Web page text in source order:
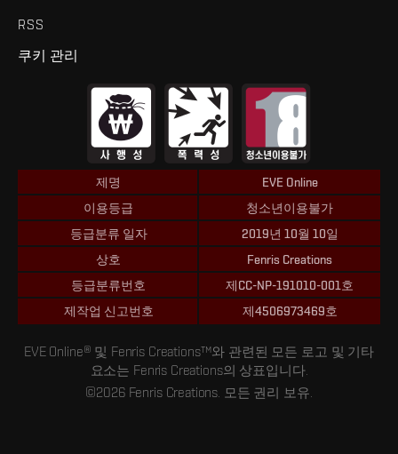
RSS
쿠키 관리
제명
EVE Online
이용등급
청소년이용불가
등급분류 일자
2019년 10월 10일
상호
Fenris Creations
등급분류번호
제CC-NP-191010-001호
제작업 신고번호
제4506973469호
EVE Online® 및 Fenris Creations™와 관련된 모든 로고 및 기타
요소는 Fenris Creations의 상표입니다.
©2026 Fenris Creations. 모든 권리 보유.